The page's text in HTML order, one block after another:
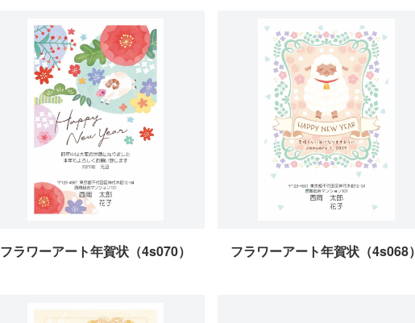
フラワーアート年賀状（4s070） フラワーアート年賀状（4s068）